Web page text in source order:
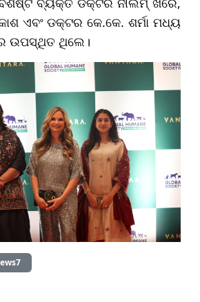
ଏବଂ ଡକ୍ଟର କେ.କେ. ଶର୍ମା ମଧ୍ୟ
ଉପସ୍ଥିତ ଥିଲେ।